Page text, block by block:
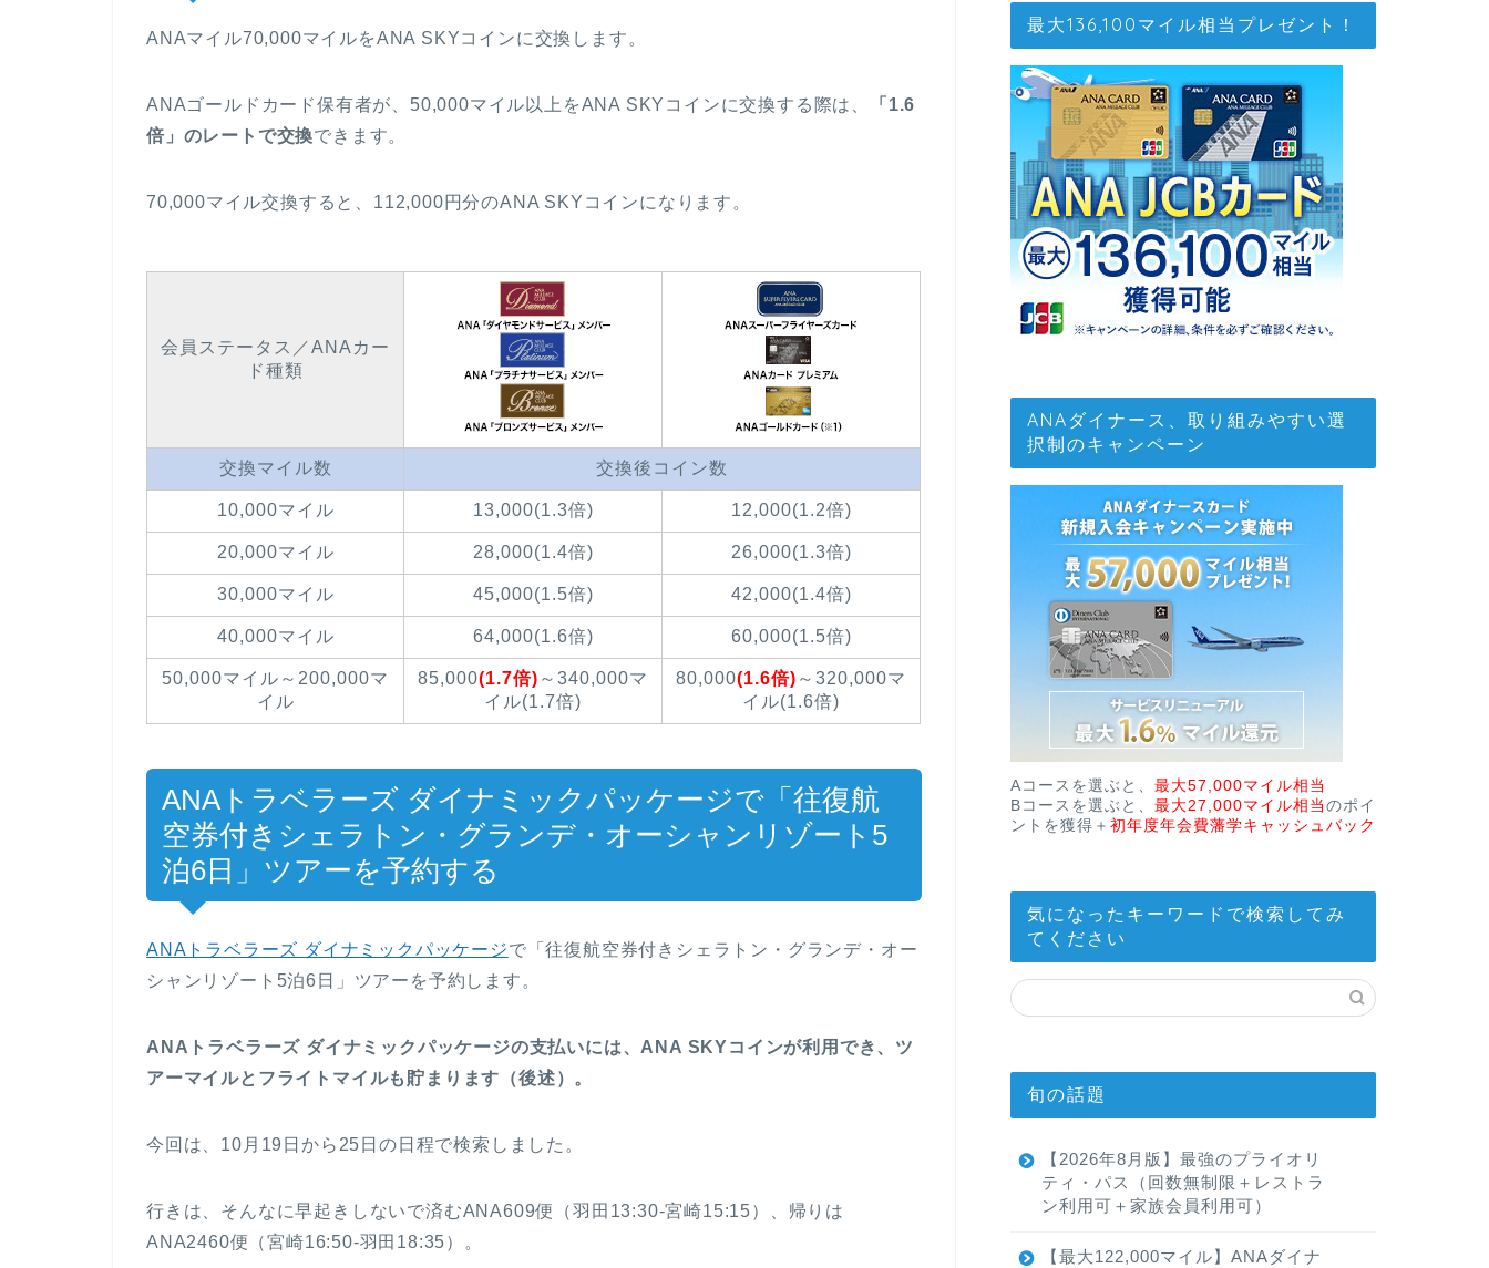
ANAマイル70,000マイルをANA SKYコインに交換します。
ANAゴールドカード保有者が、50,000マイル以上をANA SKYコインに交換する際は、
「1.6
倍」のレートで交換できます。
70,000マイル交換すると、112,000円分のANA SKYコインになります。
会員ステータス／ANAカー
ド種類
交換マイル数 交換後コイン数
10,000マイル 13,000(1.3倍) 12,000(1.2倍)
20,000マイル 28,000(1.4倍) 26,000(1.3倍)
30,000マイル 45,000(1.5倍) 42,000(1.4倍)
40,000マイル 64,000(1.6倍) 60,000(1.5倍)
50,000マイル～200,000マ
イル
85,000(1.7倍) ～340,000マ
イル(1.7倍)
80,000(1.6倍) ～320,000マ
イル(1.6倍)
ANAトラベラーズ ダイナミックパッケージで「往復航
空券付きシェラトン・グランデ・オーシャンリゾート5
泊6日」ツアーを予約する
ANAトラベラーズ ダイナミックパッケージで「往復航空券付きシェラトン・グランデ・オー
シャンリゾート5泊6日」ツアーを予約します。
ANAトラベラーズ ダイナミックパッケージの支払いには、ANA SKYコインが利用でき、ツ
アーマイルとフライトマイルも貯まります（後述）。
今回は、10月19日から25日の日程で検索しました。
行きは、そんなに早起きしないで済むANA609便（羽田13:30-宮崎15:15）、帰りは
ANA2460便（宮崎16:50-羽田18:35）。
最大136,100マイル相当プレゼント！
ANAダイナース、取り組みやすい選
択制のキャンペーン
Aコースを選ぶと、 最大57,000マイル相当
Bコースを選ぶと、 最大27,000マイル相当 のポイ
ントを獲得＋ 初年度年会費藩学キャッシュバック
気になったキーワードで検索してみ
てください
旬の話題
【2026年8月版】最強のプライオリ
ティ・パス（回数無制限＋レストラ
ン利用可＋家族会員利用可）
【最大122,000マイル】ANAダイナ